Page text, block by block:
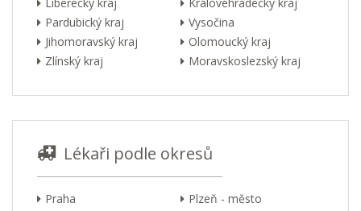
Pardubický kraj
Vysočina
Jihomoravský kraj
Olomoucký kraj
Zlínský kraj
Moravskoslezský kraj
Lékaři podle okresů
Praha
Plzeň - město